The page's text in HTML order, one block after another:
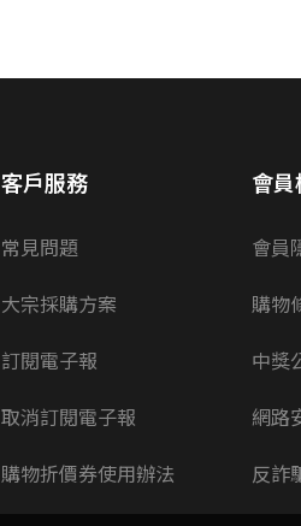
客戶服務
常見問題
大宗採購方案
訂閱電子報
取消訂閱電子報
購物折價券使用辦法
會
會員
購物
中獎
網路
反詐